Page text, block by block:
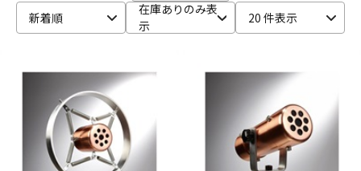
ドラム パーカッション
キーボード 電子ピアノ
新着順
在庫ありのみ表
示
20 件表示